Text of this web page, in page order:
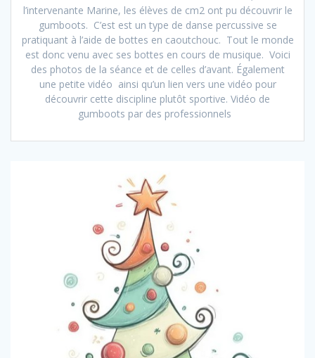
l’intervenante Marine, les élèves de cm2 ont pu découvrir le
gumboots. C’est est un type de danse percussive se
pratiquant à l’aide de bottes en caoutchouc. Tout le monde
est donc venu avec ses bottes en cours de musique. Voici
des photos de la séance et de celles d’avant. Également
une petite vidéo ainsi qu’un lien vers une vidéo pour
découvrir cette discipline plutôt sportive. Vidéo de
gumboots par des professionnels